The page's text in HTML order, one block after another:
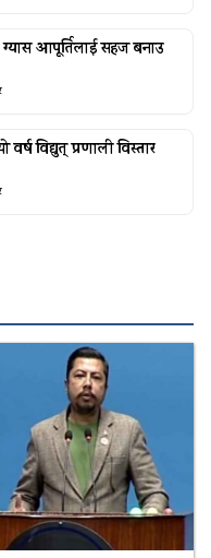
ग्यास आपूर्तिलाई सहज बनाउ
वर्ष विद्युत् प्रणाली विस्तार